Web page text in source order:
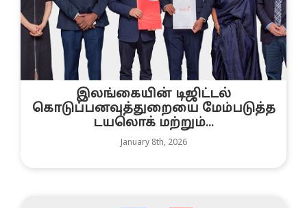
இலங்கையின் டிஜிட்டல்
கொடுப்பனவுத்துறையை மேம்படுத்த
டயலொக் மற்றும்...
January 8th, 2026